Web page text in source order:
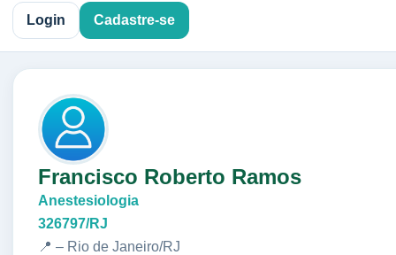
Login Cadastre-se
Francisco Roberto Ramos
Anestesiologia
326797/RJ
📍 – Rio de Janeiro/RJ